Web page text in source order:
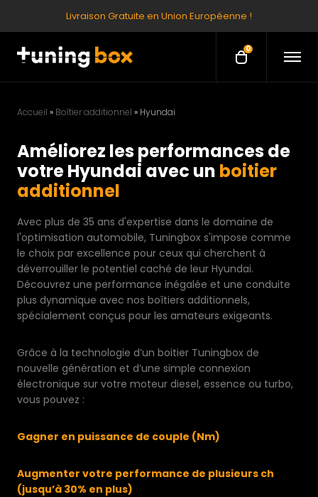
Livraison Gratuite en Union Européenne !
O
e
a
r
t
0
O
e
Accueil » Boîtier additionnel » Hyundai
Améliorez les performances de
votre Hyundai avec un boitier
additionnel
Avec plus de 35 ans d'expertise dans le domaine de
l'optimisation automobile, Tuningbox s'impose comme
le choix par excellence pour ceux qui cherchent à
déverrouiller le potentiel caché de leur Hyundai.
Découvrez une performance inégalée et une conduite
plus dynamique avec nos boîtiers additionnels,
spécialement conçus pour les amateurs exigeants.
Grâce à la technologie d’un boitier Tuningbox de
nouvelle génération et d’une simple connexion
électronique sur votre moteur diesel, essence ou turbo,
vous pouvez :
Gagner en puissance de couple (Nm)
Augmenter votre performance de plusieurs ch
(jusqu’à 30% en plus)